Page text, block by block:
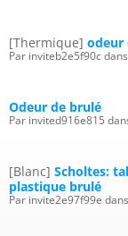
[Thermique] odeur
Par inviteb2e5f90c
Odeur de brulé
Par invited916e815
[Blanc] Scholtes:
plastique brulé
Par invite2e97f99e